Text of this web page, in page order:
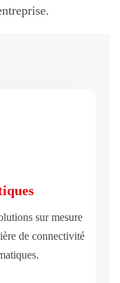
sur mesure
de connectivité